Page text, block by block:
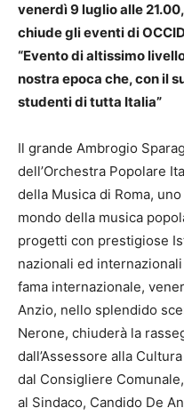
venerdì 9 luglio alle
chiude gli eventi di
“Evento di altissimo
nostra epoca che, con il
studenti di tutta Italia”
Il grande Ambrogio
dell’Orchestra Popolare
della Musica di Roma,
mondo della musica
progetti con prestigiose
nazionali ed
fama internazionale,
Anzio, nello splendido
Nerone, chiuderà la
dall’Assessore alla
dal Consigliere
al Sindaco, Candido De